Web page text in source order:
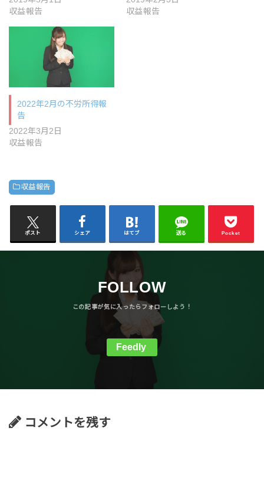
収益報告
収益報告
2022年2月の不労所得報
告
2022年3月2日
収益報告
収益報告
ポスト シェア はてブ 送る Pocket
FOLLOW
Feedly
コメントを残す